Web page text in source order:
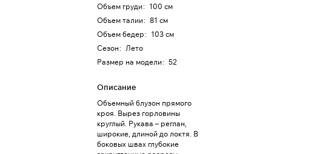
Объем груди: 100 см
Объем талии: 81 см
Объем бедер: 103 см
Сезон: Лето
Размер на модели: 52
Описание
Объемный блузон прямого
кроя. Вырез горловины
круглый. Рукава – реглан,
широкие, длиной до локтя. В
боковых швах глубокие